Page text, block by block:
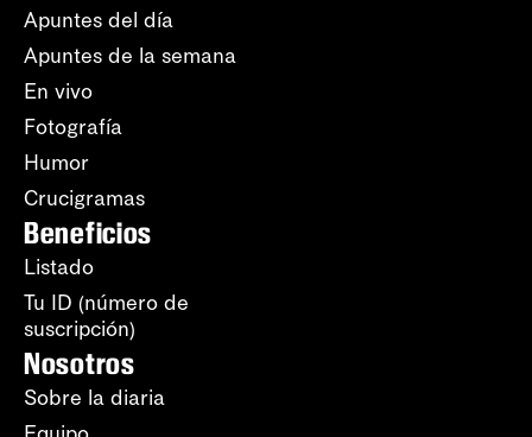
Apuntes del día
Apuntes de la semana
En vivo
Fotografía
Humor
Crucigramas
Beneficios
Listado
Tu ID (número de
suscripción)
Nosotros
Sobre la diaria